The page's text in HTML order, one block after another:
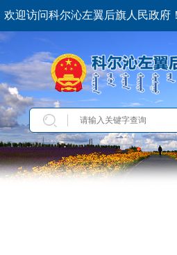
欢迎访问科尔沁左翼后旗人民政府！